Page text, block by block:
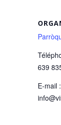
639
E-mail :